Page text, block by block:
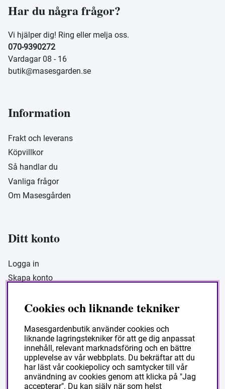
Har du några frågor?
Vi hjälper dig! Ring eller melja oss.
070-9390272
Vardagar 08 - 16
butik@masesgarden.se
Information
Frakt och leverans
Köpvillkor
Så handlar du
Vanliga frågor
Om Masesgården
Ditt konto
Logga in
Skapa konto
Masesgården AB
Siljansnäsvägen 211 Grytnäs
793 92 Leksand.
Cookies och liknande tekniker
Masesgardenbutik använder cookies och
liknande lagringstekniker för att ge dig anpassat
innehåll, relevant marknadsföring och en bättre
upplevelse av vår webbplats. Du bekräftar att du
har läst vår cookiepolicy och samtycker till vår
användning av cookies genom att klicka på "Jag
accepterar". Du kan själv när som helst